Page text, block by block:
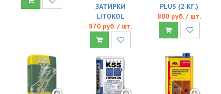
ЗАТИРКИ
LITOKOL
870 руб. / шт.
PLUS (2 КГ.)
800 руб. / шт.